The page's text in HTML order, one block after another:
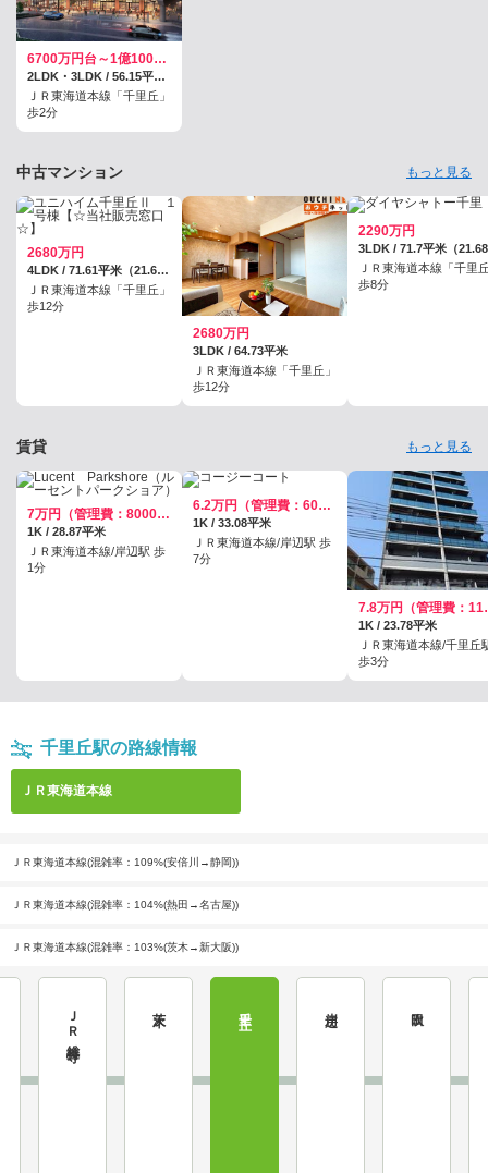
6700万円台～1億100万円台／予定
2LDK・3LDK / 56.15平米～75.77平米、(戸別宅配ボックス面積0.5平米～1.66平米を含む)
ＪＲ東海道本線「千里丘」
歩2分
中古マンション もっと見る
2680万円
4LDK / 71.61平米（21.66坪）
ＪＲ東海道本線「千里丘」
歩12分
2680万円
3LDK / 64.73平米
ＪＲ東海道本線「千里丘」
歩12分
2290万円
ＪＲ東海道本線「千里
歩8分
賃貸 もっと見る
7万円（管理費：8000円）
1K / 28.87平米
ＪＲ東海道本線/岸辺駅 歩
1分
6.2万円（管理費：6000円）
1K / 33.08平米
ＪＲ東海道本線/岸辺駅 歩
7分
7.8
1K / 23.78平米
ＪＲ東海道本線/千里丘
歩3分
千里丘駅の路線情報
ＪＲ東海道本線
ＪＲ東海道本線(混雑率：109%(安倍川→静岡))
ＪＲ東海道本線(混雑率：104%(熱田→名古屋))
ＪＲ東海道本線(混雑率：103%(茨木→新大阪))
ＪＲ総持寺